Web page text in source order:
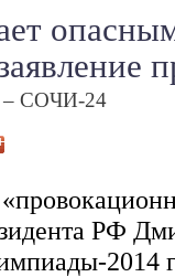
– СОЧИ-24
РФ
2014